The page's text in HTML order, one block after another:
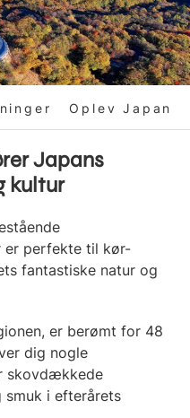
Oplev Japan
Japans
kultur
er perfekte til kør-
fantastiske natur og
er berømt for 48
dig nogle
skovdækkede
i efterårets